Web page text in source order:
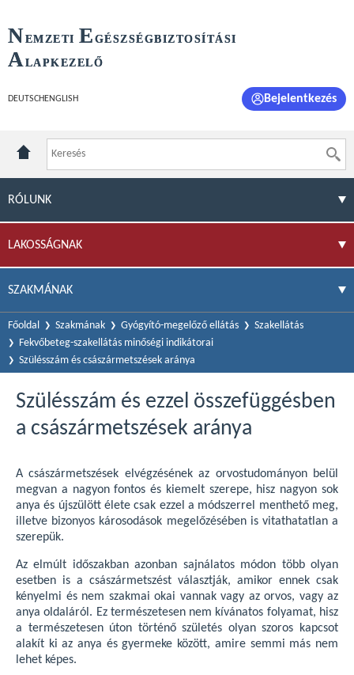
NEMZETI E GÉSZSÉGBIZTOSÍTÁSI
ALAPKEZELŐ
DEUTSCH ENGLISH Bejelentkezés
RÓLUNK
LAKOSSÁGNAK
SZAKMÁNAK
Főoldal Szakmának Gyógyító-megelőző ellátás
Szakellátás
Fekvőbeteg-szakellátás minőségi indikátorai
Szülésszám és császármetszések aránya
Szülésszám és ezzel összefüggésben
a császármetszések aránya
A császármetszések elvégzésének az orvostudományon belül
megvan a nagyon fontos és kiemelt szerepe, hisz nagyon sok
anya és újszülött élete csak ezzel a módszerrel menthető meg,
illetve bizonyos károsodások megelőzésében is vitathatatlan a
szerepük.
Az elmúlt időszakban azonban sajnálatos módon több olyan
esetben is a császármetszést választják, amikor ennek csak
kényelmi és nem szakmai okai vannak vagy az orvos, vagy az
anya oldaláról. Ez természetesen nem kívánatos folyamat, hisz
a természetesen úton történő születés olyan szoros kapcsot
alakít ki az anya és gyermeke között, amire semmi más nem
lehet képes.